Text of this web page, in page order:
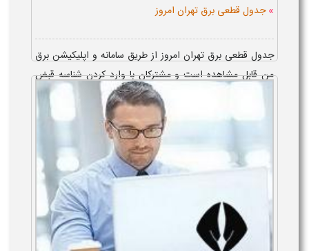
»جدول قطعی برق تهران امروز
جدول قطعی برق تهران امروز از طریق سامانه و اپلیکیشن برق
من قابل مشاهده است و مشترکان با وارد کردن شناسه قبض
می توانند زمان احتمالی خاموشی محل مورد نظر را بررسی کنند.
نقشه قطعی ۱۴۰۵ نیز امکان...